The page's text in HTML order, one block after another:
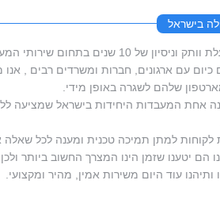
בישראל
סמארטפון מאסטרס בעלת וותק וניסיון של
עם ארגונים, חברות ומשרדים רבים , אנו
שלהם לשגרה באופן מידי.
אחת המעבדות היחידות בישראל שמציעה
לקוחות למתן תמיכה טכנית ומענה לכל שאלה
הם יטענו שזמן הינו המצרך החשוב ביותר
עוד היום משירות אמין, מהיר ומקצועי.